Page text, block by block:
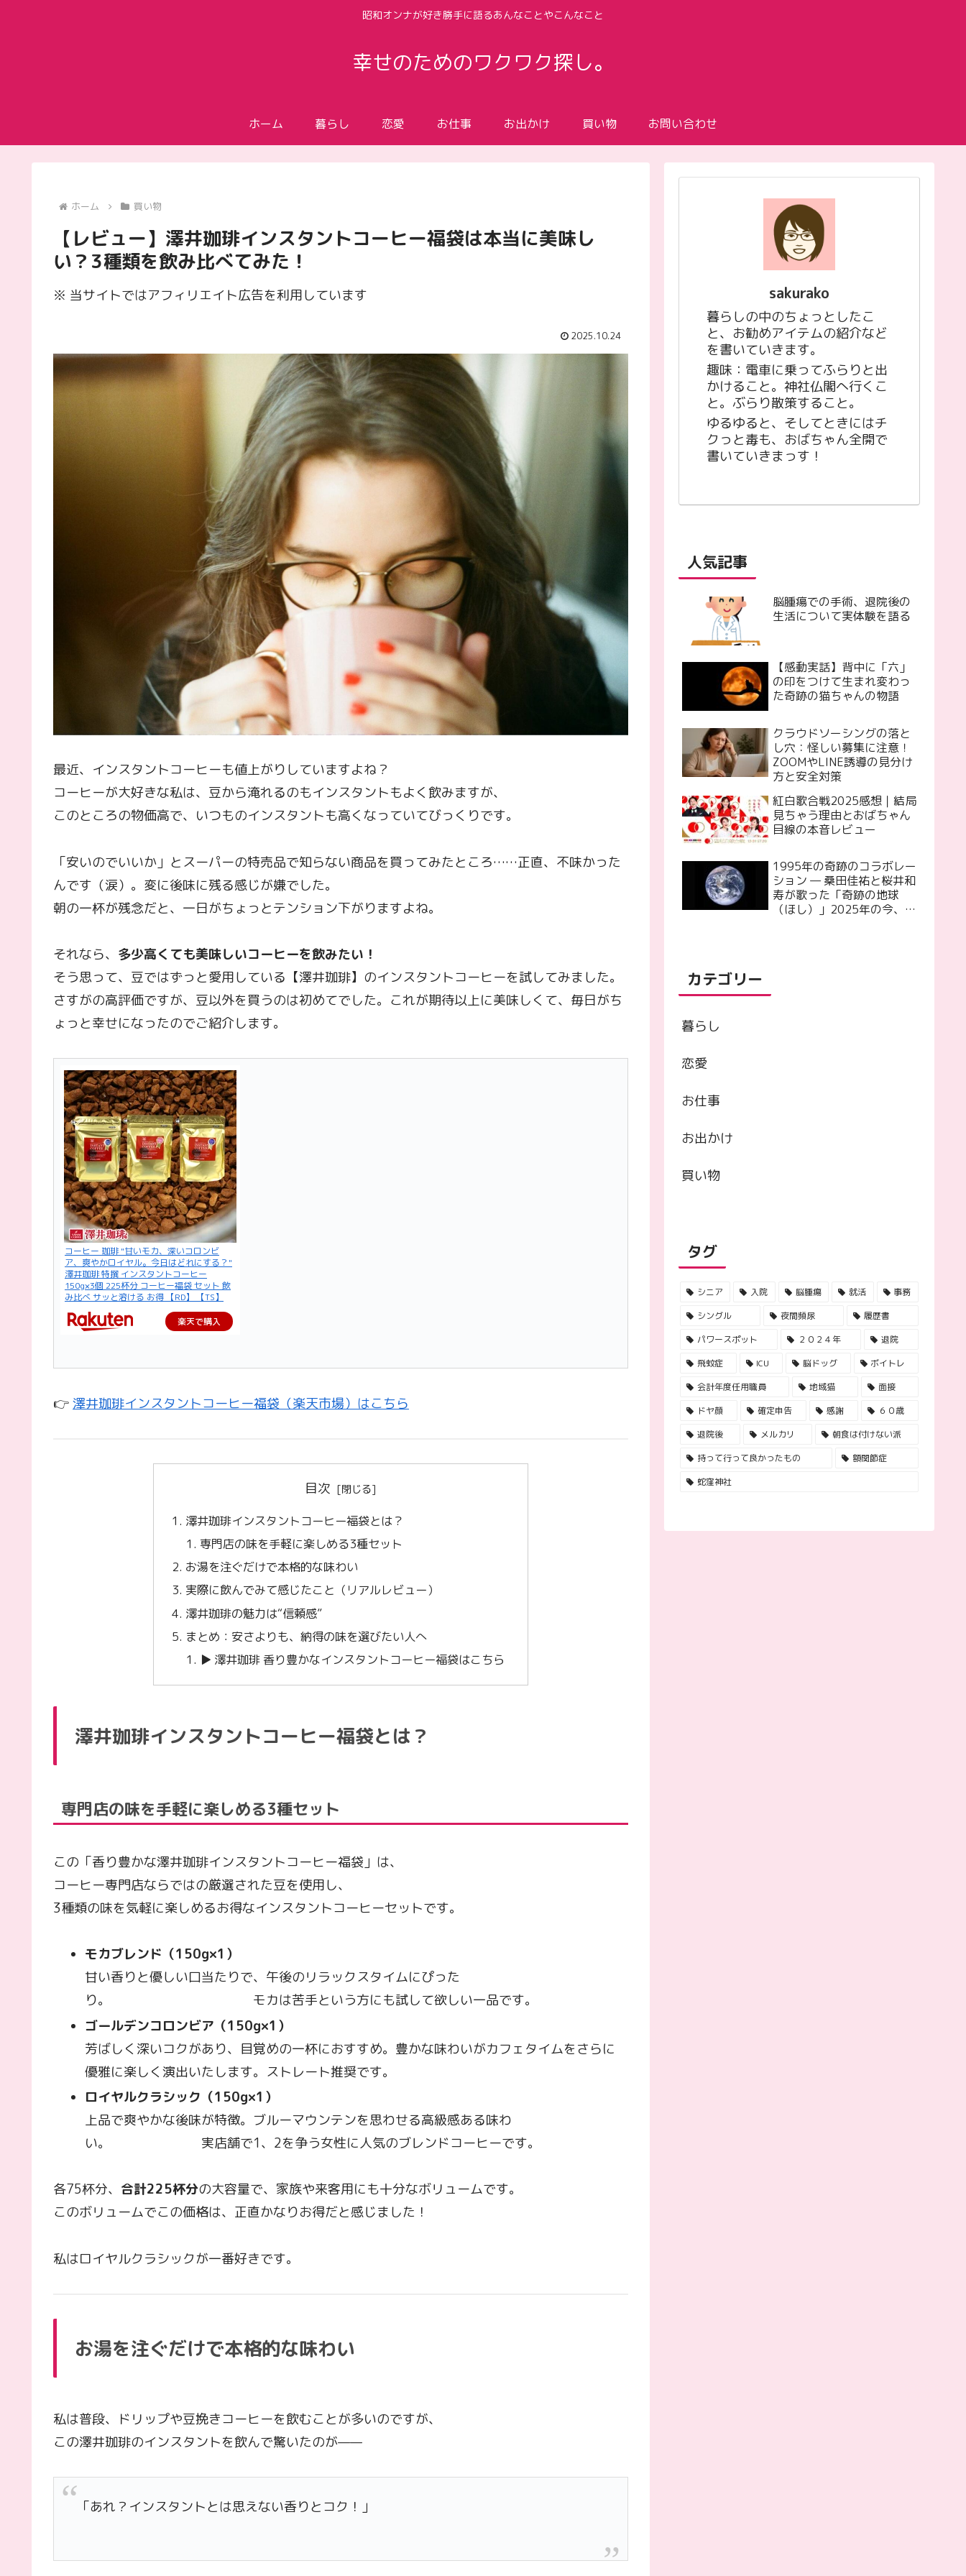
昭和オンナが好き勝手に語るあんなことやこんなこと
幸せのためのワクワク探し。
ホーム 暮らし 恋愛 お仕事 お出かけ 買い物 お問い合わせ
ホーム 買い物
【レビュー】澤井珈琲インスタントコーヒー福袋は本当に美味し
い？3種類を飲み比べてみた！
※ 当サイトではアフィリエイト広告を利用しています
2025.10.24
最近、インスタントコーヒーも値上がりしていますよね？
コーヒーが大好きな私は、豆から淹れるのもインスタントもよく飲みますが、
このところの物価高で、いつものインスタントも高くなっていてびっくりです。
「安いのでいいか」とスーパーの特売品で知らない商品を買ってみたところ……正直、不味かった
んです（涙）。変に後味に残る感じが嫌でした。
朝の一杯が残念だと、一日がちょっとテンション下がりますよね。
それなら、 多少高くても美味しいコーヒーを飲みたい！
そう思って、豆ではずっと愛用している【澤井珈琲】のインスタントコーヒーを試してみました。
さすがの高評価ですが、豆以外を買うのは初めてでした。これが期待以上に美味しくて、毎日がち
ょっと幸せになったのでご紹介します。
コーヒー 珈琲 "甘いモカ、深いコロンビ
ア、爽やかロイヤル。今日はどれにする？"
澤井珈琲 特撰 インスタントコーヒー
150g×3個 225杯分 コーヒー福袋 セット 飲
み比べ サッと溶ける お得 【RD】 【TS】
楽天で購入
👉 澤井珈琲インスタントコーヒー福袋（楽天市場）はこちら
目次
澤井珈琲インスタントコーヒー福袋とは？
専門店の味を手軽に楽しめる3種セット
お湯を注ぐだけで本格的な味わい
実際に飲んでみて感じたこと（リアルレビュー）
澤井珈琲の魅力は“信頼感”
まとめ：安さよりも、納得の味を選びたい人へ
▶ 澤井珈琲 香り豊かなインスタントコーヒー福袋はこちら
澤井珈琲インスタントコーヒー福袋とは？
専門店の味を手軽に楽しめる3種セット
この「香り豊かな澤井珈琲インスタントコーヒー福袋」は、
コーヒー専門店ならではの厳選された豆を使用し、
3種類の味を気軽に楽しめるお得なインスタントコーヒーセットです。
モカブレンド（150g×1）
甘い香りと優しい口当たりで、午後のリラックスタイムにぴった
り。 モカは苦手という方にも試して欲しい一品です。
ゴールデンコロンビア（150g×1）
芳ばしく深いコクがあり、目覚めの一杯におすすめ。豊かな味わいがカフェタイムをさらに
優雅に楽しく演出いたします。ストレート推奨です。
ロイヤルクラシック（150g×1）
上品で爽やかな後味が特徴。ブルーマウンテンを思わせる高級感ある味わ
い。 実店舗で1、2を争う女性に人気のブレンドコーヒーです。
各75杯分、 合計225杯分の大容量で、家族や来客用にも十分なボリュームです。
このボリュームでこの価格は、正直かなりお得だと感じました！
私はロイヤルクラシックが一番好きです。
お湯を注ぐだけで本格的な味わい
私は普段、ドリップや豆挽きコーヒーを飲むことが多いのですが、
この澤井珈琲のインスタントを飲んで驚いたのが——
「あれ？インスタントとは思えない香りとコク！」
sakurako
暮らしの中のちょっとしたこ
と、お勧めアイテムの紹介など
を書いていきます。
趣味：電車に乗ってふらりと出
かけること。神社仏閣へ行くこ
と。ぶらり散策すること。
ゆるゆると、そしてときにはチ
クっと毒も、おばちゃん全開で
書いていきまっす！
人気記事
脳腫瘍での手術、退院後の
生活について実体験を語る
【感動実話】背中に「六」
の印をつけて生まれ変わっ
た奇跡の猫ちゃんの物語
クラウドソーシングの落と
し穴：怪しい募集に注意！
ZOOMやLINE誘導の見分け
方と安全対策
紅白歌合戦2025感想｜結局
見ちゃう理由とおばちゃん
目線の本音レビュー
1995年の奇跡のコラボレー
ション — 桑田佳祐と桜井和
寿が歌った「奇跡の地球
（ほし）」2025年の今、再
カテゴリー
暮らし
恋愛
お仕事
お出かけ
買い物
タグ
シニア 入院 脳腫瘍 就活
事務
シングル
夜間頻尿
履歴書
パワースポット
２０２４年
退院
飛蚊症
ICU 脳ドッグ
ボイトレ
会計年度任用職員
地域猫
面接
ドヤ顔
確定申告 感謝
６０歳
退院後
メルカリ
朝食は付けない派
持って行って良かったもの
額関節症
蛇窪神社